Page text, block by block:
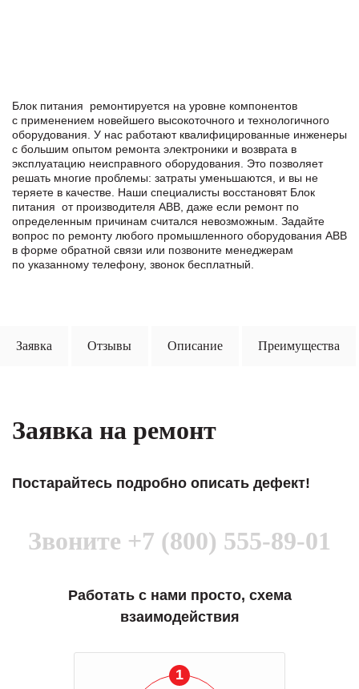
Блок питания ремонтируется на уровне компонентов
с применением новейшего высокоточного и технологичного
оборудования. У нас работают квалифицированные инженеры
с большим опытом ремонта электроники и возврата в
эксплуатацию неисправного оборудования. Это позволяет
решать многие проблемы: затраты уменьшаются, и вы не
теряете в качестве. Наши специалисты восстановят Блок
питания от производителя ABB, даже если ремонт по
определенным причинам считался невозможным. Задайте
вопрос по ремонту любого промышленного оборудования ABB
в формe обратной связи или позвоните менеджерам
по указанному телефону, звонок бесплатный.
Заявка Отзывы Описание Преимущества
Заявка на ремонт
Постарайтесь подробно описать дефект!
Звоните +7 (800) 555-89-01
Работать с нами просто, схема
взаимодействия
1